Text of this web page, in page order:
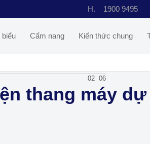
H. 1900 9495
biểu Cẩm nang Kiến thức chung
02 06
thang máy